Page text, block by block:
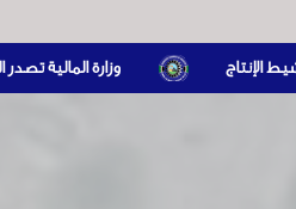
وزارة المالية تصدر القرار رقم 421 تاريخ 24/3/2026 المتضمن الزام المستوردين بإبراز براءة ذمة مالية سارية صادرة عن الهيئة العامة للضرائب والرسوم أو مديرياتها عند القيام بعمليات الاستيراد